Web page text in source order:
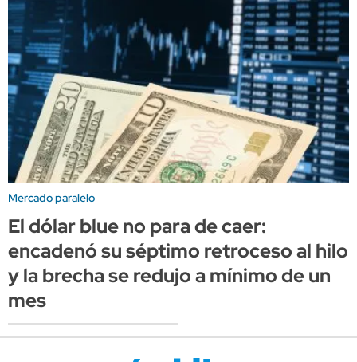
Mercado paralelo
El dólar blue no para de caer:
encadenó su séptimo retroceso al hilo
y la brecha se redujo a mínimo de un
mes